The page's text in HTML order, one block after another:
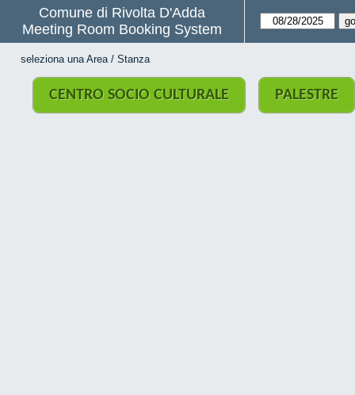
Comune di Rivolta D'Adda
Meeting Room Booking System
seleziona una Area / Stanza
CENTRO SOCIO CULTURALE PALESTRE